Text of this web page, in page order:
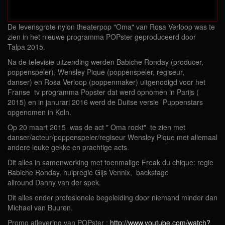
De levensgrote nylon theaterpop "Oma" van Rosa Verloop was te
zien in het nieuwe programma POPster geproduceerd door
Talpa 2015.
Na de televisie uitzending werden Babiche Ronday (producer,
poppenspeler), Wensley Pique (poppenspeler, regiseur,
danser) en Rosa Verloop (poppenmaker) uitgenodigd voor het
Franse tv programma Popster dat werd opnomen in Parijs (
2015) en in janurari 2016 werd de Duitse versie Puppenstars
opgenomen in Koln.
Op 20 maart 2015 was de act " Oma rockt" te zien met
danser/acteur/poppenspeler/regiseur Wensley Pique met allemaal
andere leuke gekke en prachtige acts.
Dit alles in samenwerking met toenmalige Freak du chique: regie
Babiche Ronday. hulpregie Gijs Vennix, backstage
allround Danny van der spek.
Dit alles onder profesionele begeleiding door niemand minder dan
Michael van Buuren.
Promo aflevering van POPster : http://www.youtube.com/watch?